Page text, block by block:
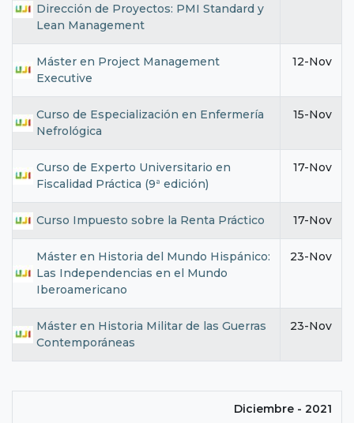
Dirección de Proyectos: PMI Standard y
Lean Management
Máster en Project Management
Executive
12-Nov
Curso de Especialización en Enfermería
Nefrológica
15-Nov
Curso de Experto Universitario en
Fiscalidad Práctica (9ª edición)
17-Nov
Curso Impuesto sobre la Renta Práctico 17-Nov
Máster en Historia del Mundo Hispánico:
Las Independencias en el Mundo
Iberoamericano
23-Nov
Máster en Historia Militar de las Guerras
Contemporáneas
23-Nov
Diciembre - 2021